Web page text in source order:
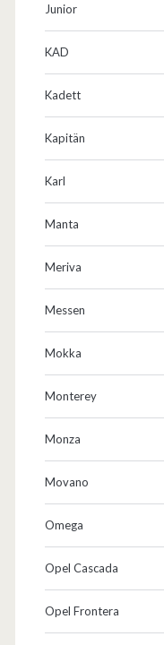
Junior
KAD
Kadett
Kapitän
Karl
Manta
Meriva
Messen
Mokka
Monterey
Monza
Movano
Omega
Opel Cascada
Opel Frontera